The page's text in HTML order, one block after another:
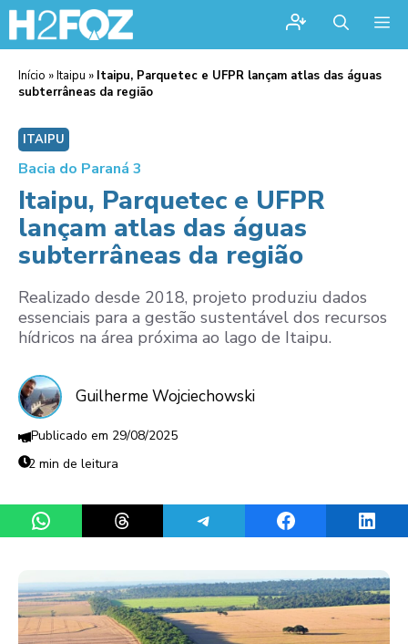
Início »Itaipu » Itaipu, Parquetec e UFPR lançam atlas das águas
subterrâneas da região
ITAIPU
Bacia do Paraná 3
Itaipu, Parquetec e UFPR
lançam atlas das águas
subterrâneas da região
Realizado desde 2018, projeto produziu dados
essenciais para a gestão sustentável dos recursos
hídricos na área próxima ao lago de Itaipu.
Guilherme Wojciechowski
29/08/2025
2 min de leitura
Share on WhatsAppShare on ThreadsShare on TelegramShare on Facebook